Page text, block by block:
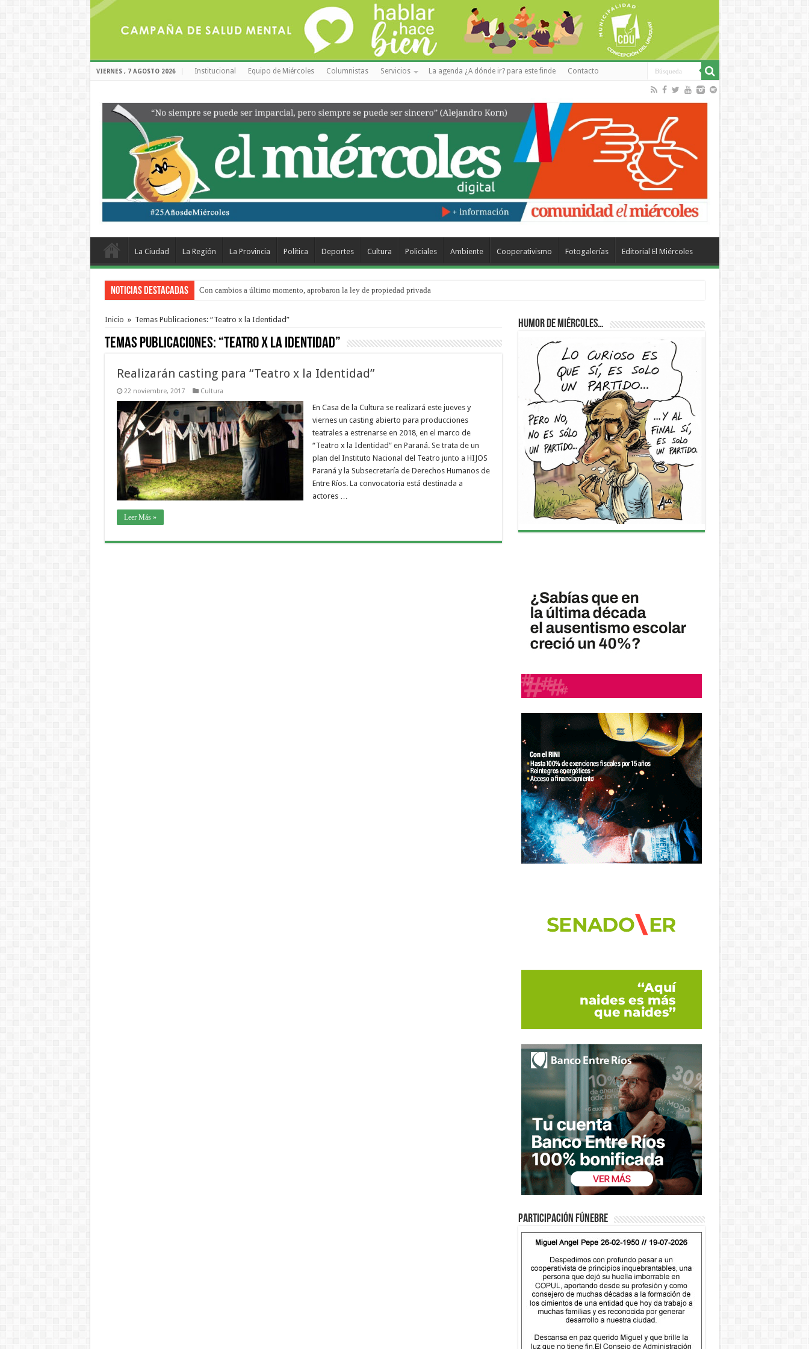
VIERNES , 7 AGOSTO 2026 Institucional Equipo de Miércoles Columnistas Servicios La agenda ¿A dónde ir? para este finde Contacto
La Ciudad La Región La Provincia Política Deportes Cultura Policiales Ambiente Cooperativismo Fotogalerías Editorial El Miércoles
Noticias Destacadas Con cambios a último momento, aprobaron la ley de propiedad privada
Inicio » Temas Publicaciones: “Teatro x la Identidad”
Temas Publicaciones: “Teatro x la Identidad”
Realizarán casting para “Teatro x la Identidad”
22 noviembre, 2017 Cultura
En Casa de la Cultura se realizará este jueves y
viernes un casting abierto para producciones
teatrales a estrenarse en 2018, en el marco de
“Teatro x la Identidad” en Paraná. Se trata de un
plan del Instituto Nacional del Teatro junto a HIJOS
Paraná y la Subsecretaría de Derechos Humanos de
Entre Ríos. La convocatoria está destinada a
actores …
Leer Más »
Humor de Miércoles…
Participación fúnebre